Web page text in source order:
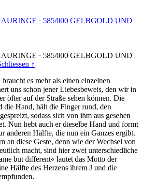
· 585/000 GELBGOLD UND
· 585/000 GELBGOLD UND
↑
es mehr als einen einzelnen
uns schon jener Liebesbeweis, den wir in
öfter auf der Straße sehen können. Die
die Hand, hält die Finger rund, den
sodass sich von ihm aus gesehen
Nun hebt auch er dieselbe Hand und formt
anderen Hälfte, die nun ein Ganzes ergibt.
an diese Geste, denn wie der Wechsel von
macht, sind hier zwei unterschiedliche
but different« lautet das Motto der
Hälfte des Herzens ihrem J und die